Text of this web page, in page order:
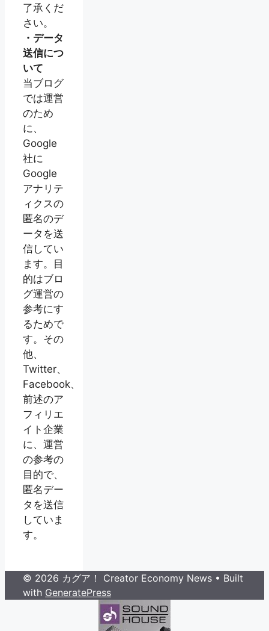
了承くだ
さい。
・データ
送信につ
いて
当ブログ
では運営
のため
に、
Google
社に
Google
アナリテ
ィクスの
匿名のデ
ータを送
信してい
ます。目
的はブロ
グ運営の
参考にす
るためで
す。その
他、
Twitter、
Facebook、
前述のア
フィリエ
イト企業
に、運営
の参考の
目的で、
匿名デー
タを送信
していま
す。
© 2026 カグア！ Creator Economy News • Built
with GeneratePress